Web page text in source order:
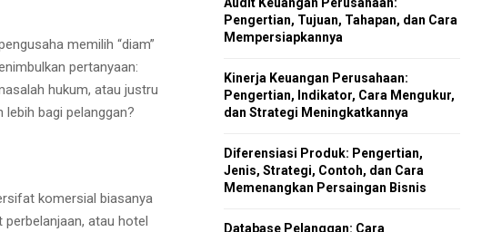
memilih “diam”
pertanyaan:
hukum, atau justru
bagi pelanggan?
komersial biasanya
atau hotel
r
:
R
Pengertian, Tujuan, Tahapan, dan Cara
Mempersiapkannya
Kinerja Keuangan Perusahaan:
Pengertian, Indikator, Cara Mengukur,
dan Strategi Meningkatkannya
Diferensiasi Produk: Pengertian,
Jenis, Strategi, Contoh, dan Cara
Memenangkan Persaingan Bisnis
Database Pelanggan: Cara